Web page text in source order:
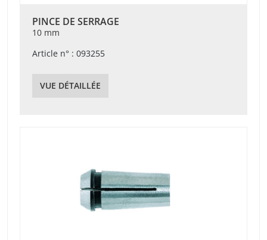
PINCE DE SERRAGE
10 mm
Article n° : 093255
VUE DÉTAILLÉE